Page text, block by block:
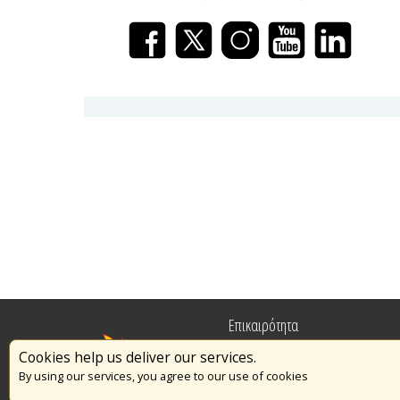
Cookies help us deliver our services.
By using our services, you agree to our use of cookies
Επικαιρότητα
Πυρασφάλεια